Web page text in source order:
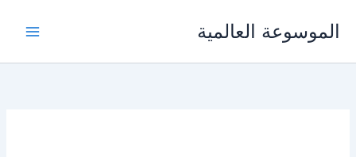
الموسوعة العالمية